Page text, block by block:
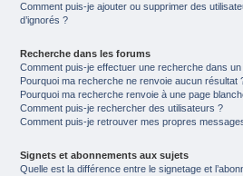
Comment puis-je ajouter ou supprimer des
d’ignorés ?
Recherche dans les forums
Comment puis-je effectuer une recherche dans
Pourquoi ma recherche ne renvoie aucun résultat
Pourquoi ma recherche renvoie à une page
Comment puis-je rechercher des utilisateurs ?
Comment puis-je retrouver mes propres
Signets et abonnements aux sujets
Quelle est la différence entre le signetage et